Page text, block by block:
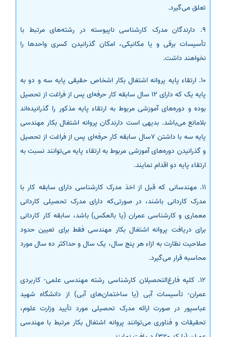
تعلق می‌گیرد.
9. دارندگان مدرک کارشناسی ناپیوسته در رشته‌های مرتبط با
تأسیسات برقی و یا مکانیکی، امکان گذرانیدن کسری واحدها را
نخواهند داشت.
10. ارتقاء پایه پروانه اشتغال بکار اشخاص حقیقی پایه سه و دو به
پایه یک که دارای 12 سال سابقه کار حرفه‌ای پس از فراغت از تحصیل
بوده و دوره‌های آموزشی مربوط به ارتقاء پایه مذکور را گذرانیده‌اند
بلامانع می‌باشد. بدیهی است دارندگان پروانه اشتغال بکار مهندسی
پایه سه با داشتن 7سال سابقه کار حرفه‌ای پس از فراغت از تحصیل
و گذرانیدن دوره‌های آموزشی مربوط به ارتقاء پایه می‌توانند نسبت به
ارتقاء پایه دو اقدام نمایند.
11. مهندسانی که قبل از اخذ مدرک کارشناسی دارای سابقه کار با
مدرک کاردانی باشند، در صورتی‌که دارای مدرک تحصیلی کاردانی
معماری و کارشناسی عمران (یا بالعکس) باشد، سابقه کار کاردانی
برای دریافت پروانه اشتغال بکار مهندسی فقط برای تعیین حدود
صلاحیت نظارت به ازاء هر پنج سال، یک سال و حداکثر ده سال مورد
محاسبه قرار می‌گیرد.
12. کلیه فارغ‌التحصیلان کارشناسی رشته مهندسی علمی- کاربردی
عمران- تأسیسات آبی (یا ساختمان‌های آبی) از دانشگاه شهید
عباسپور در صورت ارائه مدرک تحصیلی مورد تأیید وزارت علوم،
تحقیقات و فناوری می‌توانند پروانه اشتغال بکار مرتبط با مهندسی